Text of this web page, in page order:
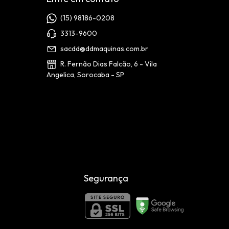
(15) 98186-0208
3313-9600
sacdd@ddmaquinas.com.br
R. Fernão Dias Falcão, 6 - Vila
Angelica, Sorocaba - SP
Segurança